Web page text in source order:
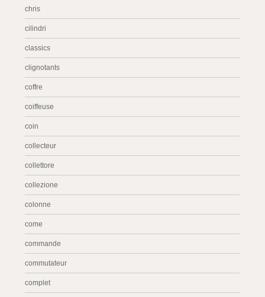
chris
cilindri
classics
clignotants
coffre
coiffeuse
coin
collecteur
collettore
collezione
colonne
come
commande
commutateur
complet